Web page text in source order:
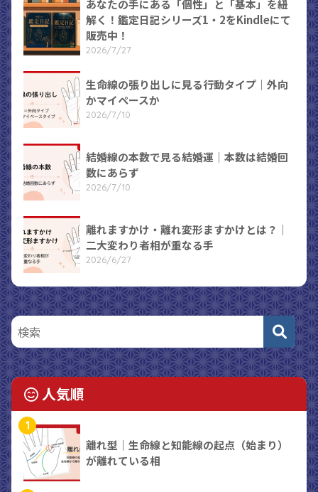
あなたの手にある「個性」と「基本」を紐
解く！鑑定日記シリーズ1・2をKindleにて
販売中！
2026/7/27
生命線の張り出しに見る行動タイプ｜外向
かマイペースか
2026/7/10
結婚線の本数で見る結婚運｜本数は結婚回
数にあらず
2026/7/10
離れますかけ・離れ変形ますかけとは？｜
二大変わり者相が重なる手
2026/6/27
人気順
1
離れ型｜生命線と知能線の起点（始まり）
が離れている相